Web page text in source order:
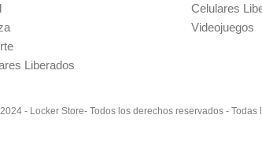
Liberados
Celulares
Videojuegos
- Locker Store- Todos los derechos reservados -